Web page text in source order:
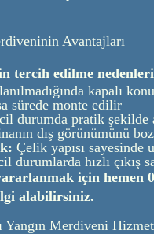
Avantajları
tercih edilme
kapalı
sürede monte edilir
durumda pratik şekilde
dış görünümünü
Çelik yapısı sayesinde
durumlarda hızlı çıkış
için hemen
alabilirsiniz.
Yangın Merdiveni